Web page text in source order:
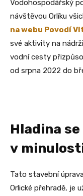
Vodohospodářský
návštěvou Orlíku
na webu Povodí
své aktivity na
vodní cesty
od srpna 2022 do
Hladina
v
Tato stavební
Orlické přehradě, je